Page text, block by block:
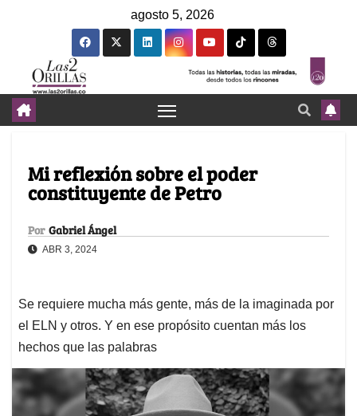
agosto 5, 2026
Mi reflexión sobre el poder
constituyente de Petro
Por Gabriel Ángel
ABR 3, 2024
Se requiere mucha más gente, más de la imaginada por
el ELN y otros. Y en ese propósito cuentan más los
hechos que las palabras